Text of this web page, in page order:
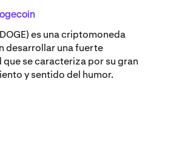
es una criptomoneda
desarrollar una fuerte
se caracteriza por su gran
y sentido del humor.